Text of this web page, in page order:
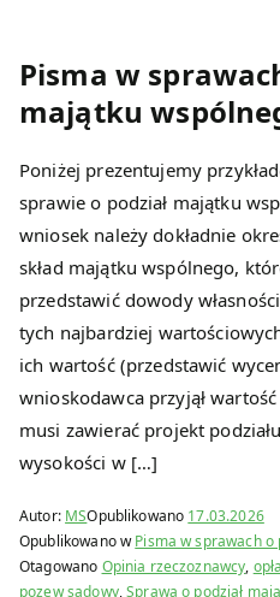
Pisma w
majątku
Poniżej prezentujemy
sprawie o podział majątku
wniosek należy dokładnie
skład majątku wspólnego,
przedstawić dowody
tych najbardziej
ich wartość (przedstawić
wnioskodawca przyjął
musi zawierać projekt
wysokości w […]
Autor: MSOpublikowano 17.03.2026
Opublikowano wPisma w sprawach o
Otagowano Opinia rzeczoznawcy,
pozew sądowy,Sprawa o podział